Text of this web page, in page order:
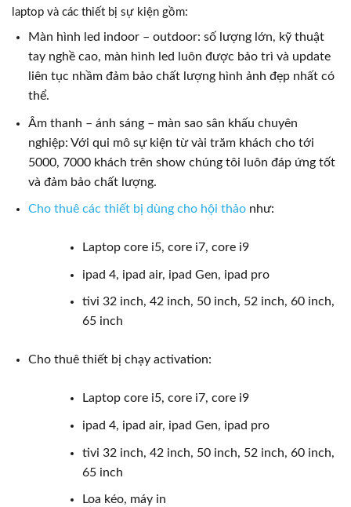
laptop và các thiết bị sự kiện gồm:
Màn hình led indoor – outdoor: số lượng lớn, kỹ thuật
tay nghề cao, màn hình led luôn được bảo trì và update
liên tục nhầm đảm bảo chất lượng hình ảnh đẹp nhất có
thể.
Âm thanh – ánh sáng – màn sao sân khấu chuyên
nghiệp: Với qui mô sự kiện từ vài trăm khách cho tới
5000, 7000 khách trên show chúng tôi luôn đáp ứng tốt
và đảm bảo chất lượng.
Cho thuê các thiết bị dùng cho hội thảonhư:
Laptop core i5, core i7, core i9
ipad 4, ipad air, ipad Gen, ipad pro
tivi 32 inch, 42 inch, 50 inch, 52 inch, 60 inch,
65 inch
Cho thuê thiết bị chạy activation:
Laptop core i5, core i7, core i9
ipad 4, ipad air, ipad Gen, ipad pro
tivi 32 inch, 42 inch, 50 inch, 52 inch, 60 inch,
65 inch
Loa kéo, máy in